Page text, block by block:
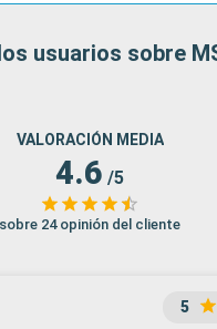
usuarios sobre
VALORACIÓN MEDIA
4.6 /5
sobre 24 opinión del cliente
5